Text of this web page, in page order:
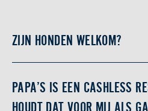
ZIJN HONDEN WELKOM?
PAPA’S IS EEN CASHLESS
HOUDT DAT VOOR MIJ ALS